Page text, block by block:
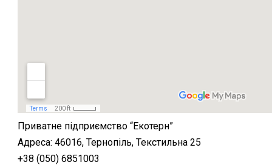
Приватне підприємство “Екотерн”
Адреса: 46016, Тернопіль, Текстильна 25
+38 (050) 6851003